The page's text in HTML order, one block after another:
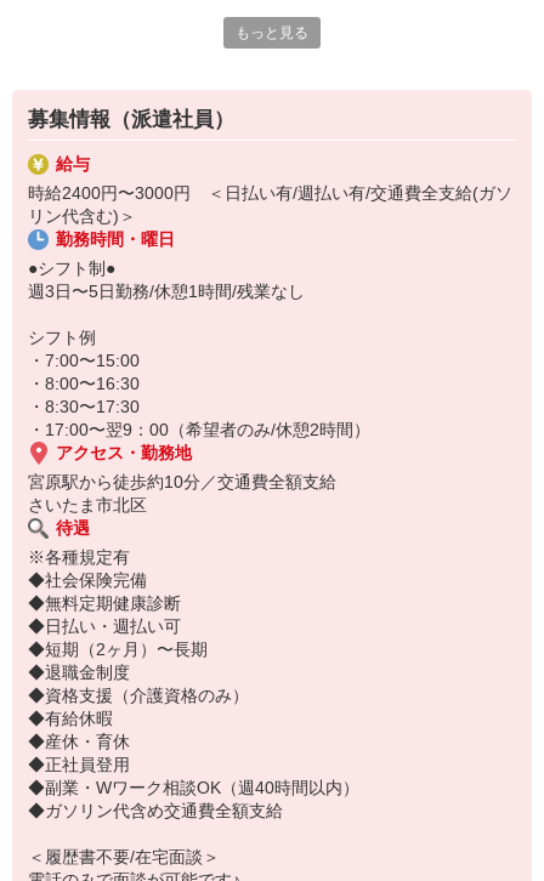
・バイタルチェック
・急病時の対応 など
最大の特徴は何といってもシフトの融通！
子育て中のスタッフに理解がある職場なので、子供の急な発熱など
があっても柔軟に対応できます◎
困ったときはお互い様。
スタッフ同士のコミュニケーションも円滑で働きやすさに定評あり
もちろん子供がいない方も穏やかに働いています★
もっと見る
募集情報（派遣社員）
給与
時給2400円〜3000円 ＜日払い有/週払い有/交通費全支給(ガソ
リン代含む)＞
勤務時間・曜日
●シフト制●
週3日〜5日勤務/休憩1時間/残業なし
シフト例
・7:00〜15:00
・8:00〜16:30
・8:30〜17:30
・17:00〜翌9：00（希望者のみ/休憩2時間）
アクセス・勤務地
宮原駅から徒歩約10分／交通費全額支給
さいたま市北区
待遇
※各種規定有
◆社会保険完備
◆無料定期健康診断
◆日払い・週払い可
◆短期（2ヶ月）〜長期
◆退職金制度
◆資格支援（介護資格のみ）
◆有給休暇
◆産休・育休
◆正社員登用
◆副業・Wワーク相談OK（週40時間以内）
◆ガソリン代含め交通費全額支給
＜履歴書不要/在宅面談＞